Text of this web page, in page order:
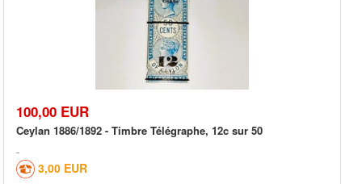
100,00 EUR
Ceylan 1886/1892 - Timbre Télégraphe, 12c sur 50
3,00 EUR